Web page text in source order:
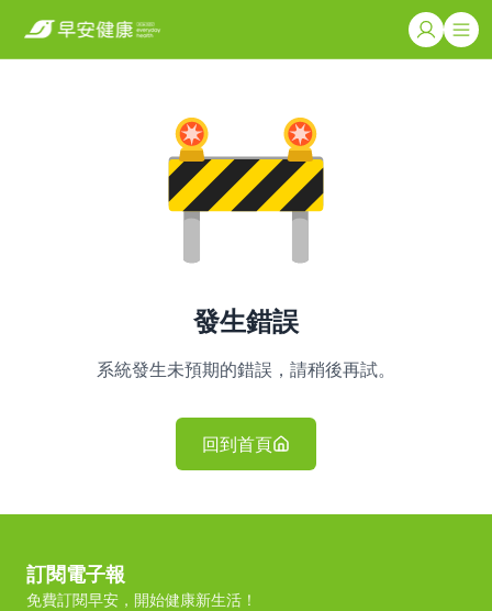
發生錯誤
系統發生未預期的錯誤，請稍後再試。
回到首頁
訂閱電子報
免費訂閱早安，開始健康新生活！